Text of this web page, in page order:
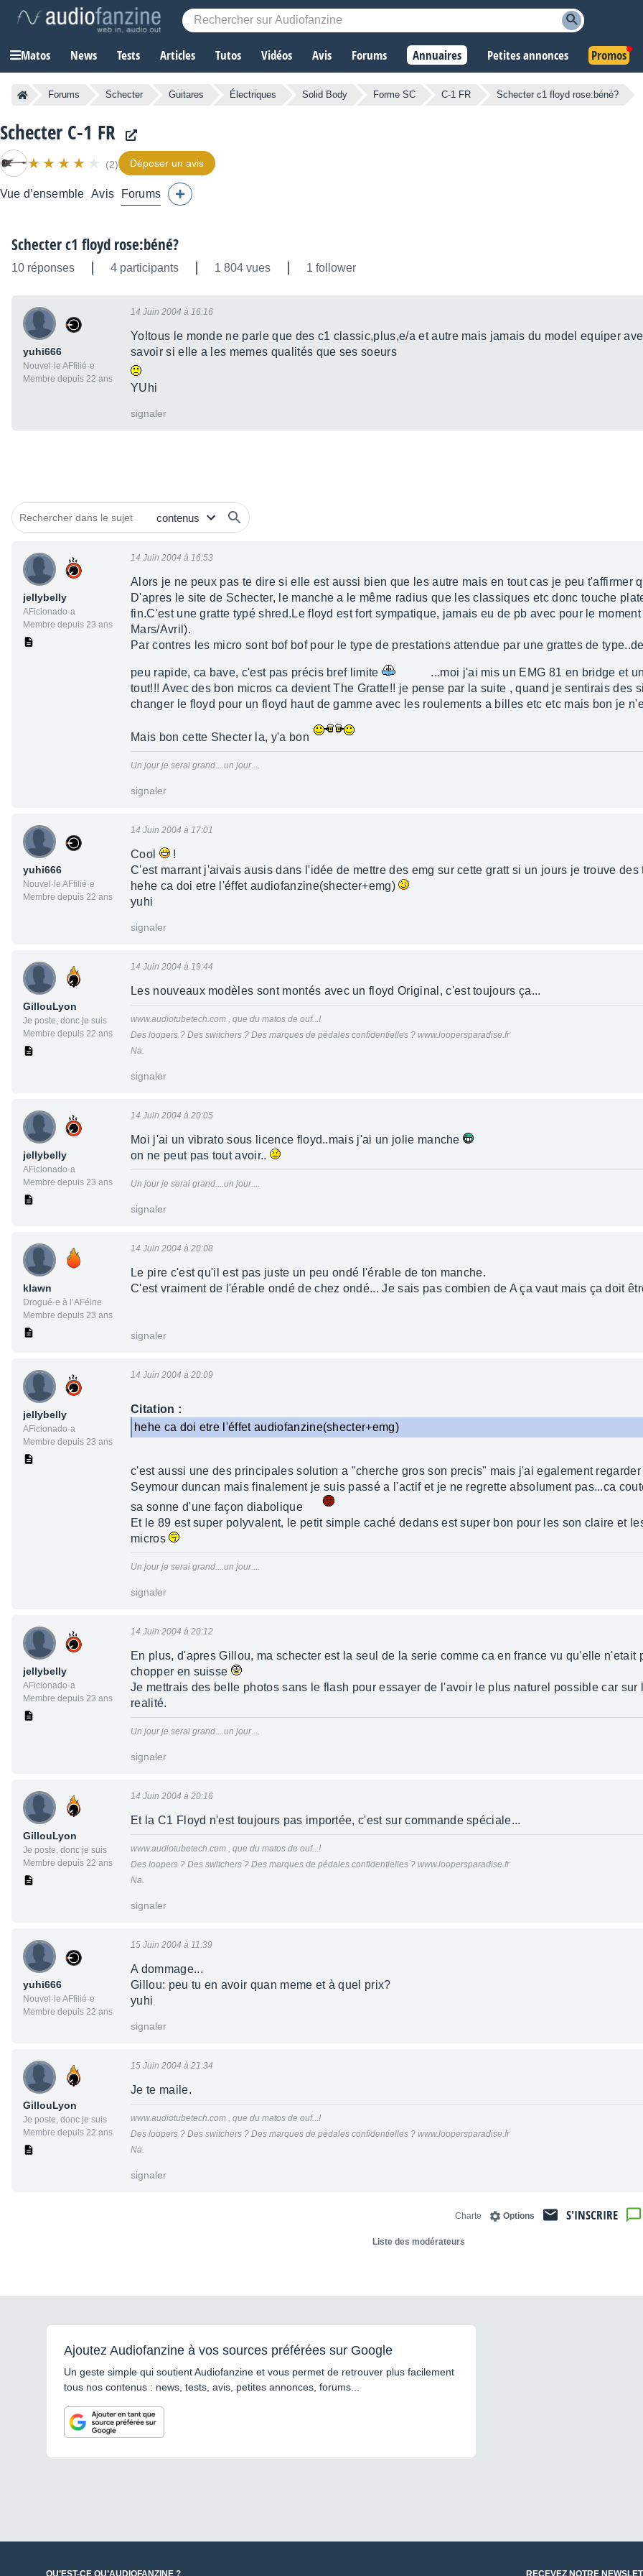
Matos News Tests Articles Tutos Vidéos Avis Forums Annuaires Petites annonces Promos
Forums Schecter Guitares Électriques Solid Body Forme SC C-1 FR Schecter c1 floyd rose:béné?
Schecter C-1 FR
(2) Déposer un avis
Vue d’ensemble Avis Forums
Schecter c1 floyd rose:béné?
10 réponses 4 participants 1 804 vues 1 follower
yuhi666
Nouvel·le AFfilié·e
Membre depuis 22 ans
14 Juin 2004 à 16:16
Yo!tous le monde ne parle que des c1 classic,plus,e/a et autre mais jamais du model equiper
savoir si elle a les memes qualités que ses soeurs
YUhi
signaler
jellybelly
AFicionado·a
Membre depuis 23 ans
14 Juin 2004 à 16:53
Alors je ne peux pas te dire si elle est aussi bien que les autre mais en tout cas je peu t'affirmer
D'apres le site de Schecter, le manche a le même radius que les classiques etc donc touche
fin.C'est une gratte typé shred.Le floyd est fort sympatique, jamais eu de pb avec pour le
Mars/Avril).
Par contres les micro sont bof bof pour le type de prestations attendue par une grattes de
peu rapide, ca bave, c'est pas précis bref limite ...moi j'ai mis un EMG 81 en bridge et
tout!!! Avec des bon micros ca devient The Gratte!! je pense par la suite , quand je sentirais des
changer le floyd pour un floyd haut de gamme avec les roulements a billes etc etc mais bon je
Mais bon cette Shecter la, y'a bon
Un jour je serai grand....un jour....
signaler
yuhi666
Nouvel·le AFfilié·e
Membre depuis 22 ans
14 Juin 2004 à 17:01
Cool
!
C'est marrant j'aivais ausis dans l'idée de mettre des emg sur cette gratt si un jours je trouve des
hehe ca doi etre l'éffet audiofanzine(shecter+emg)
yuhi
signaler
GillouLyon
Je poste, donc je suis
Membre depuis 22 ans
14 Juin 2004 à 19:44
Les nouveaux modèles sont montés avec un floyd Original, c'est toujours ça...
www.audiotubetech.com , que du matos de ouf...!
Des loopers ? Des switchers ? Des marques de pédales confidentielles ? www.loopersparadise.fr
Na.
signaler
jellybelly
AFicionado·a
Membre depuis 23 ans
14 Juin 2004 à 20:05
Moi j'ai un vibrato sous licence floyd..mais j'ai un jolie manche
on ne peut pas tout avoir..
Un jour je serai grand....un jour....
signaler
klawn
Drogué·e à l’AFéine
Membre depuis 23 ans
14 Juin 2004 à 20:08
Le pire c'est qu'il est pas juste un peu ondé l'érable de ton manche.
C'est vraiment de l'érable ondé de chez ondé... Je sais pas combien de A ça vaut mais ça doit
signaler
jellybelly
AFicionado·a
Membre depuis 23 ans
14 Juin 2004 à 20:09
Citation :
hehe ca doi etre l'éffet audiofanzine(shecter+emg)
c'est aussi une des principales solution a "cherche gros son precis" mais j'ai egalement
Seymour duncan mais finalement je suis passé a l'actif et je ne regrette absolument pas...ca
sa sonne d'une façon diabolique
Et le 89 est super polyvalent, le petit simple caché dedans est super bon pour les son claire et
micros
Un jour je serai grand....un jour....
signaler
jellybelly
AFicionado·a
Membre depuis 23 ans
14 Juin 2004 à 20:12
En plus, d'apres Gillou, ma schecter est la seul de la serie comme ca en france vu qu'elle n'etait
chopper en suisse
Je mettrais des belle photos sans le flash pour essayer de l'avoir le plus naturel possible car
realité.
Un jour je serai grand....un jour....
signaler
GillouLyon
Je poste, donc je suis
Membre depuis 22 ans
14 Juin 2004 à 20:16
Et la C1 Floyd n'est toujours pas importée, c'est sur commande spéciale...
www.audiotubetech.com , que du matos de ouf...!
Des loopers ? Des switchers ? Des marques de pédales confidentielles ? www.loopersparadise.fr
Na.
signaler
yuhi666
Nouvel·le AFfilié·e
Membre depuis 22 ans
15 Juin 2004 à 11:39
A dommage...
Gillou: peu tu en avoir quan meme et à quel prix?
yuhi
signaler
GillouLyon
Je poste, donc je suis
Membre depuis 22 ans
15 Juin 2004 à 21:34
Je te maile.
www.audiotubetech.com , que du matos de ouf...!
Des loopers ? Des switchers ? Des marques de pédales confidentielles ? www.loopersparadise.fr
Na.
signaler
S'INSCRIRE
Options
Charte
Liste des modérateurs
Ajoutez Audiofanzine à vos sources préférées sur Google
Un geste simple qui soutient Audiofanzine et vous permet de retrouver plus facilement
tous nos contenus : news, tests, avis, petites annonces, forums...